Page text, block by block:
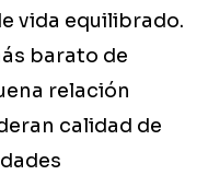
vida equilibrado.
barato de
relación
calidad de